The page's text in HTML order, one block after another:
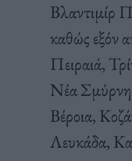
Βλαντιμίρ
καθώς εξόν
Πειραιά,
Νέα
Βέροια,
Λευκάδα,